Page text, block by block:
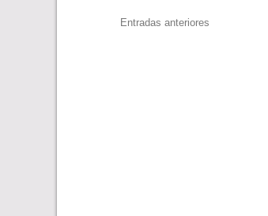
Navegación
Entradas anteriores